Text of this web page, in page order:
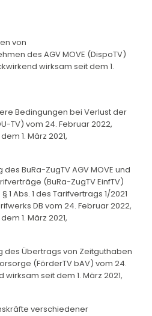
von
des AGV MOVE (DispoTV)
wirksam seit dem 1.
Bedingungen bei Verlust der
TV) vom 24. Februar 2022,
1. März 2021,
BuRa-ZugTV AGV MOVE und
(BuRa-ZugTV EinfTV)
1 Abs. 1 des Tarifvertrags 1/2021
DB vom 24. Februar 2022,
1. März 2021,
des Übertrags von Zeitguthaben
(FörderTV bAV) vom 24.
seit dem 1. März 2021,
verschiedener